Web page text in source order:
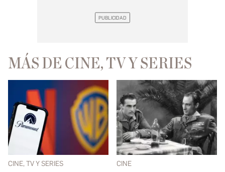
MÁS DE CINE, TV Y SERIES
CINE, TV Y SERIES CINE